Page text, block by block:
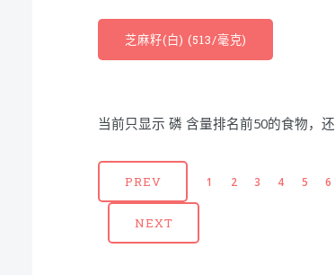
芝麻籽(白) (513/毫克)
当前只显示 磷 含量排名前50的食物，
PREV 1 2 3 4 5 6
NEXT